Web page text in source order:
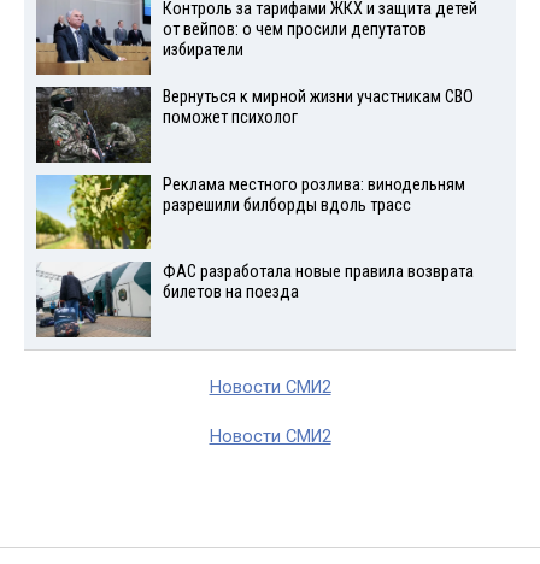
Контроль за тарифами ЖКХ и защита детей
от вейпов: о чем просили депутатов
избиратели
Вернуться к мирной жизни участникам СВО
поможет психолог
Реклама местного розлива: винодельням
разрешили билборды вдоль трасс
ФАС разработала новые правила возврата
билетов на поезда
Новости СМИ2
Новости СМИ2